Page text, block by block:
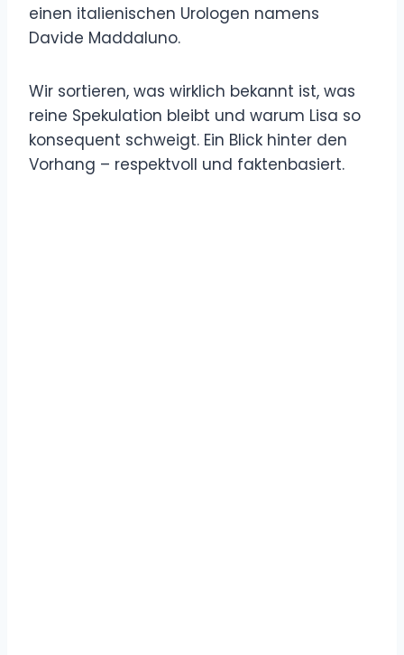
einen italienischen Urologen namens
Davide Maddaluno.
Wir sortieren, was wirklich bekannt ist, was
reine Spekulation bleibt und warum Lisa so
konsequent schweigt. Ein Blick hinter den
Vorhang – respektvoll und faktenbasiert.